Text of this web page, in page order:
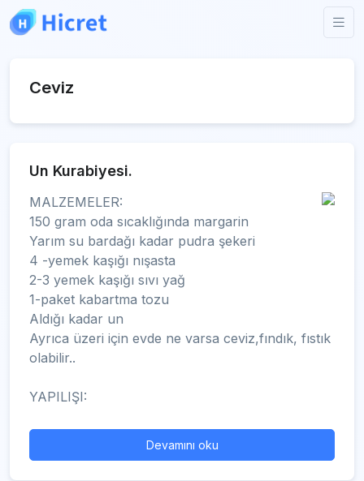
Ceviz
Un Kurabiyesi.
MALZEMELER:
150 gram oda sıcaklığında margarin
Yarım su bardağı kadar pudra şekeri
4 -yemek kaşığı nışasta
2-3 yemek kaşığı sıvı yağ
1-paket kabartma tozu
Aldığı kadar un
Ayrıca üzeri için evde ne varsa ceviz,fındık, fıstık
olabilir..
YAPILIŞI:
Devamını oku